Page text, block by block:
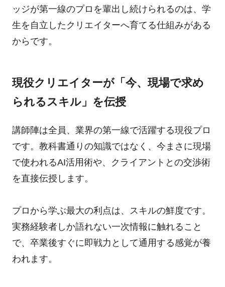
ッジが第一線のプロを輩出し続けられるのは、学
生を自立したクリエイターへ育てる仕組みがある
からです。
現役クリエイターが「今、現場で求め
られるスキル」を伝授
講師陣は全員、業界の第一線で活躍する現役プロ
です。教科書通りの知識ではなく、今まさに現場
で使われるAI活用術や、クライアントとの交渉術
を直接伝授します。
プロから学ぶ最大の利点は、スキルの鮮度です。
実務経験者しか語れない一次情報に触れること
で、卒業後すぐに即戦力として通用する感覚が養
われます。